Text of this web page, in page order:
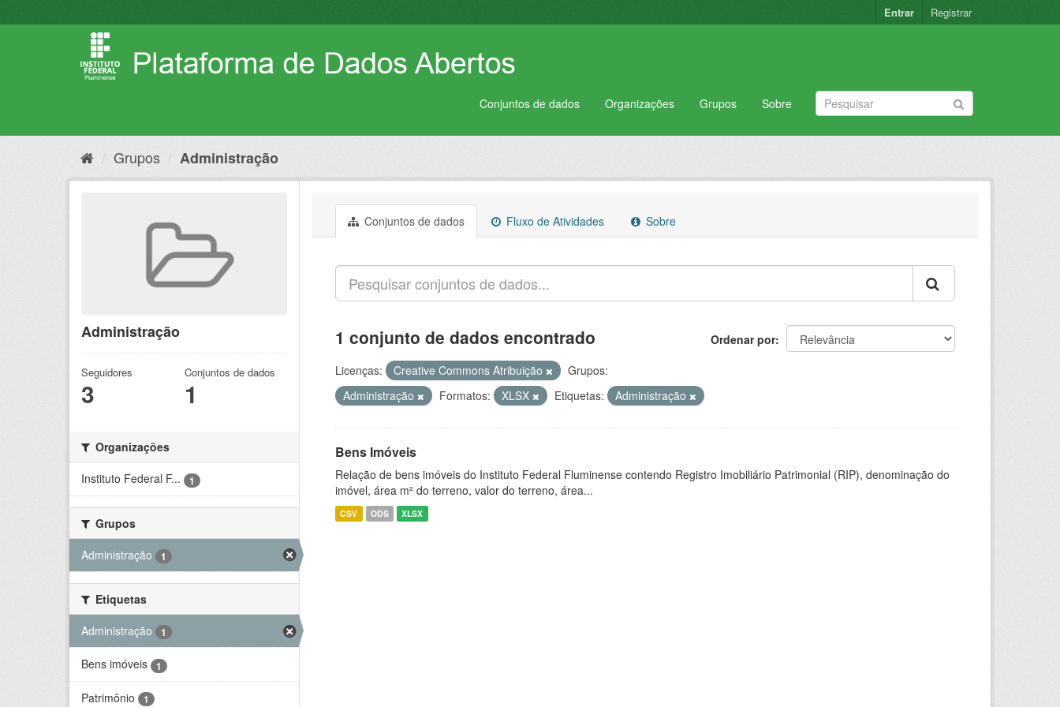
para
Entrar Registrar
Conjuntos de dados Organizações Grupos Sobre
Grupos Administração
Administração
Seguidores
3
Conjuntos de dados
1
Organizações
Instituto Federal F...
1
Grupos
Administração
1
Etiquetas
Administração
1
Bens imóveis 1
Patrimônio 1
Conjuntos de dados Fluxo de Atividades Sobre
Ordenar por
1 conjunto de dados encontrado
Licenças: Creative Commons Atribuição
Grupos:
Administração
Formatos: XLSX Etiquetas: Administração
Bens Imóveis
Relação de bens imóveis do Instituto Federal Fluminense contendo Registro Imobiliário Patrimonial (RIP), denominação do
imóvel, área m² do terreno, valor do terreno, área...
CSV ODS XLSX